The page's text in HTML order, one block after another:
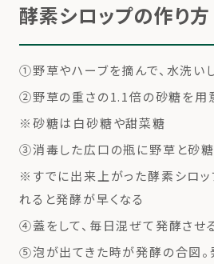
酵素シロップの作り方
①野草やハーブを摘んで、水洗い
②野草の重さの1.1倍の砂糖を用
※砂糖は白砂糖や甜菜糖
③消毒した広口の瓶に野草と砂糖
※すでに出来上がった酵素シロ
れると発酵が早くなる
④蓋をして、毎日混ぜて発酵させ
⑤泡が出てきた時が発酵の合図